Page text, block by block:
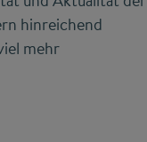
hinreichend
mehr